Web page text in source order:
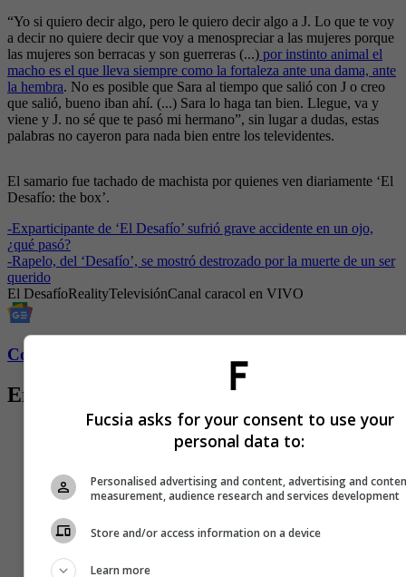
“Yo si quiero decir algo, pero le quiero decir algo a J. Lo que te voy
a decir no quiere decir que voy a menospreciar a las mujeres porque
las mujeres son berracas y son guerreras (...) por instinto animal el
macho es el que lleva siempre como la fortaleza ante una dama, ante
la hembra. No es posible que Sara al tiempo que salió con J o creo
que salió, bueno iban ahí. (...) Sara lo haga tan bien. Llegue, va y
viene y J. no sé que te pasó mi hermano”, sin lugar a dudas, estas
palabras no cayeron para nada bien entre los televidentes.
El samario fue tachado de machista por quienes ven diariamente ‘El
Desafío: the box’.
-Exparticipante de ‘El Desafío’ sufrió grave accidente en un ojo,
¿qué pasó?
-Rapelo, del ‘Desafío’, se mostró destrozado por la muerte de un ser
querido
El DesafíoRealityTelevisiónCanal caracol en VIVO
Conozca más de Fucsia aquí
Entradas relacionadas
Fucsia asks for your consent to use your
personal data to:
Personalised advertising and content, advertising and
measurement, audience research and services development
Store and/or access information on a device
Learn more